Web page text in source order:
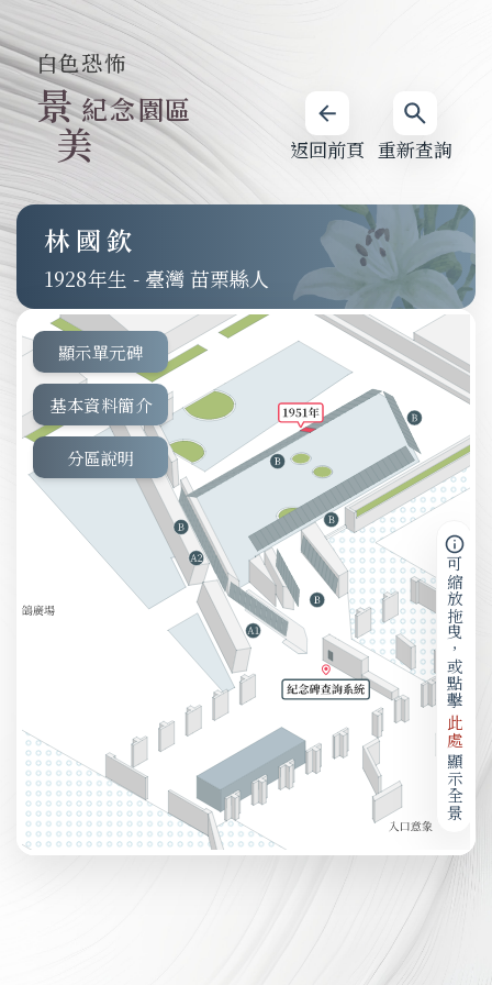
重新查詢
返回前頁
白色恐怖
景
美
紀念園區
林國欽
1928 - 臺灣 苗栗縣人
顯示單元碑
基本資料簡介
分區說明
可縮放拖曳，或點擊
此處
顯示全景